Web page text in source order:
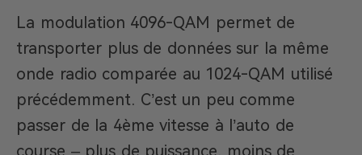
La modulation 4096-QAM permet de
transporter plus de données sur la même
onde radio comparée au 1024-QAM utilisé
précédemment. C’est un peu comme
passer de la 4ème vitesse à l’auto de